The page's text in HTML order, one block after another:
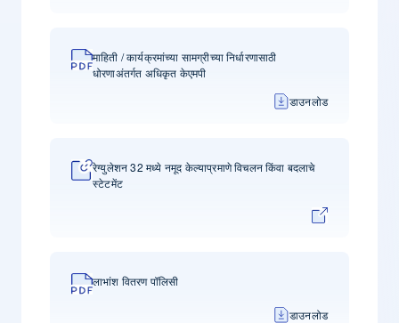
माहिती / कार्यक्रमांच्या सामग्रीच्या निर्धारणासाठी
धोरणाअंतर्गत अधिकृत केएमपी
डाउनलोड
रेग्युलेशन 32 मध्ये नमूद केल्याप्रमाणे विचलन किंवा बदलाचे
स्टेटमेंट
लाभांश वितरण पॉलिसी
डाउनलोड